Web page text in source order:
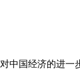
中国经济的进